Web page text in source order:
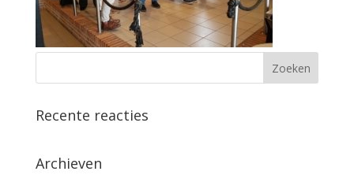
Recente reacties
Archieven